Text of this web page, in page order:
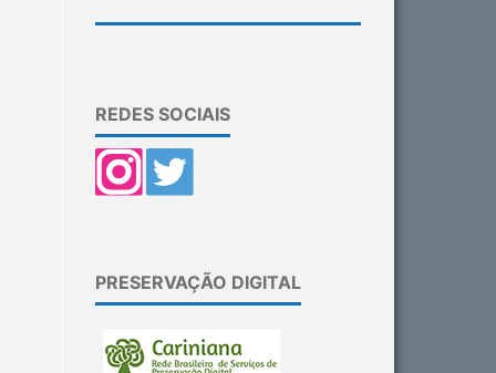
REDES SOCIAIS
PRESERVAÇÃO DIGITAL